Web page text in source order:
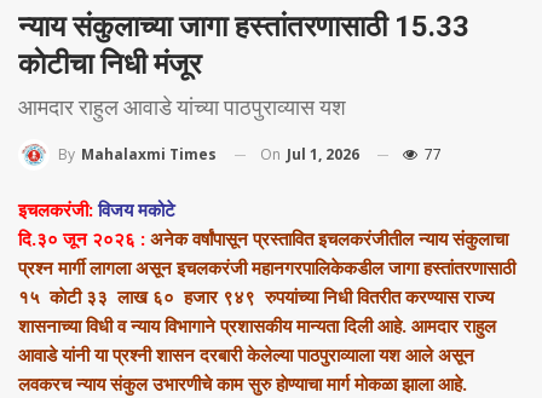
न्याय संकुलाच्या जागा हस्तांतरणासाठी 15.33
काेटीचा निधी मंजूर
आमदार राहुल आवाडे यांच्या पाठपुराव्यास यश
By Mahalaxmi Times On Jul 1, 2026 77
इचलकरंजी: विजय मकोटे
दि.३० जून २०२६ : अनेक वर्षांपासून प्रस्तावित इचलकरंजीतील न्याय संकुलाचा
प्रश्न मार्गी लागला असून इचलकरंजी महानगरपालिकेकडील जागा हस्तांतरणासाठी
१५ काेटी ३३ लाख ६० हजार ९४९ रुपयांच्या निधी वितरीत करण्यास राज्य
शासनाच्या विधी व न्याय विभागाने प्रशासकीय मान्यता दिली आहे. आमदार राहुल
आवाडे यांनी या प्रश्नी शासन दरबारी केलेल्या पाठपुराव्याला यश आले असून
लवकरच न्याय संकुल उभारणीचे काम सुरु हाेण्याचा मार्ग माेकळा झाला आहे.